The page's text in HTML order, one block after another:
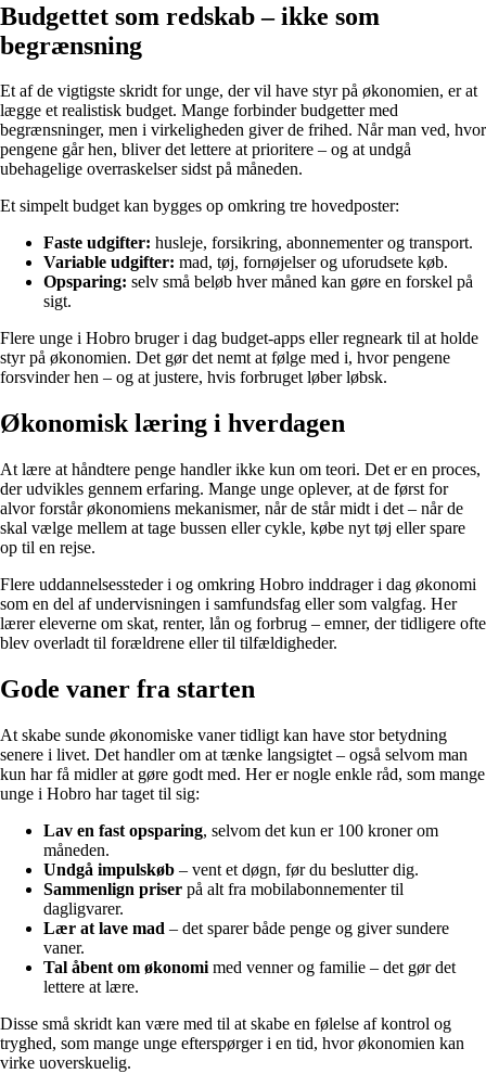
Budgettet som redskab – ikke som
begrænsning
Et af de vigtigste skridt for unge, der vil have styr på økonomien, er at
lægge et realistisk budget. Mange forbinder budgetter med
begrænsninger, men i virkeligheden giver de frihed. Når man ved, hvor
pengene går hen, bliver det lettere at prioritere – og at undgå
ubehagelige overraskelser sidst på måneden.
Et simpelt budget kan bygges op omkring tre hovedposter:
Faste udgifter: husleje, forsikring, abonnementer og transport.
Variable udgifter: mad, tøj, fornøjelser og uforudsete køb.
Opsparing: selv små beløb hver måned kan gøre en forskel på
sigt.
Flere unge i Hobro bruger i dag budget-apps eller regneark til at holde
styr på økonomien. Det gør det nemt at følge med i, hvor pengene
forsvinder hen – og at justere, hvis forbruget løber løbsk.
Økonomisk læring i hverdagen
At lære at håndtere penge handler ikke kun om teori. Det er en proces,
der udvikles gennem erfaring. Mange unge oplever, at de først for
alvor forstår økonomiens mekanismer, når de står midt i det – når de
skal vælge mellem at tage bussen eller cykle, købe nyt tøj eller spare
op til en rejse.
Flere uddannelsessteder i og omkring Hobro inddrager i dag økonomi
som en del af undervisningen i samfundsfag eller som valgfag. Her
lærer eleverne om skat, renter, lån og forbrug – emner, der tidligere ofte
blev overladt til forældrene eller til tilfældigheder.
Gode vaner fra starten
At skabe sunde økonomiske vaner tidligt kan have stor betydning
senere i livet. Det handler om at tænke langsigtet – også selvom man
kun har få midler at gøre godt med. Her er nogle enkle råd, som mange
unge i Hobro har taget til sig:
Lav en fast opsparing, selvom det kun er 100 kroner om
måneden.
Undgå impulskøb – vent et døgn, før du beslutter dig.
Sammenlign priser på alt fra mobilabonnementer til
dagligvarer.
Lær at lave mad – det sparer både penge og giver sundere
vaner.
Tal åbent om økonomi med venner og familie – det gør det
lettere at lære.
Disse små skridt kan være med til at skabe en følelse af kontrol og
tryghed, som mange unge efterspørger i en tid, hvor økonomien kan
virke uoverskuelig.